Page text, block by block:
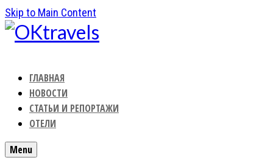
Skip to Main Content
ГЛАВНАЯ
НОВОСТИ
СТАТЬИ И РЕПОРТАЖИ
ОТЕЛИ
Menu